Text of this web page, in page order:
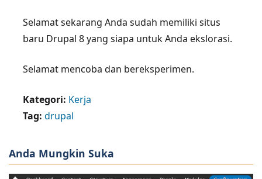
Selamat sekarang Anda sudah memiliki situs
baru Drupal 8 yang siapa untuk Anda ekslorasi.
Selamat mencoba dan bereksperimen.
Kategori: Kerja
Tag: drupal
Anda Mungkin Suka